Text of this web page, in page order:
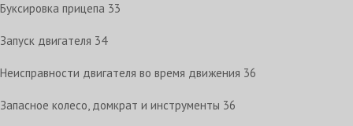
Буксировка прицепа 33
Запуск двигателя 34
Неисправности двигателя во время движения 36
Запасное колесо, домкрат и инструменты 36